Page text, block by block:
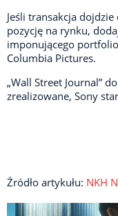
Jeśli transakcja
pozycję na rynku,
imponującego
Columbia Pictures.
„Wall Street Journal”
zrealizowane, Sony
Źródło artykułu: NKH